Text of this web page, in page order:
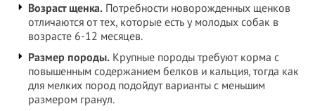
Возраст щенка. Потребности новорожденных щенков
отличаются от тех, которые есть у молодых собак в
возрасте 6-12 месяцев.
Размер породы. Крупные породы требуют корма с
повышенным содержанием белков и кальция, тогда как
для мелких пород подойдут варианты с меньшим
размером гранул.